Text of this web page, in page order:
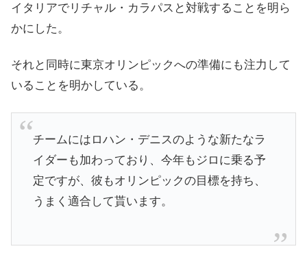
イタリアでリチャル・カラパスと対戦することを明ら
かにした。
それと同時に東京オリンピックへの準備にも注力して
いることを明かしている。
チームにはロハン・デニスのような新たなラ
イダーも加わっており、今年もジロに乗る予
定ですが、彼もオリンピックの目標を持ち、
うまく適合して貰います。